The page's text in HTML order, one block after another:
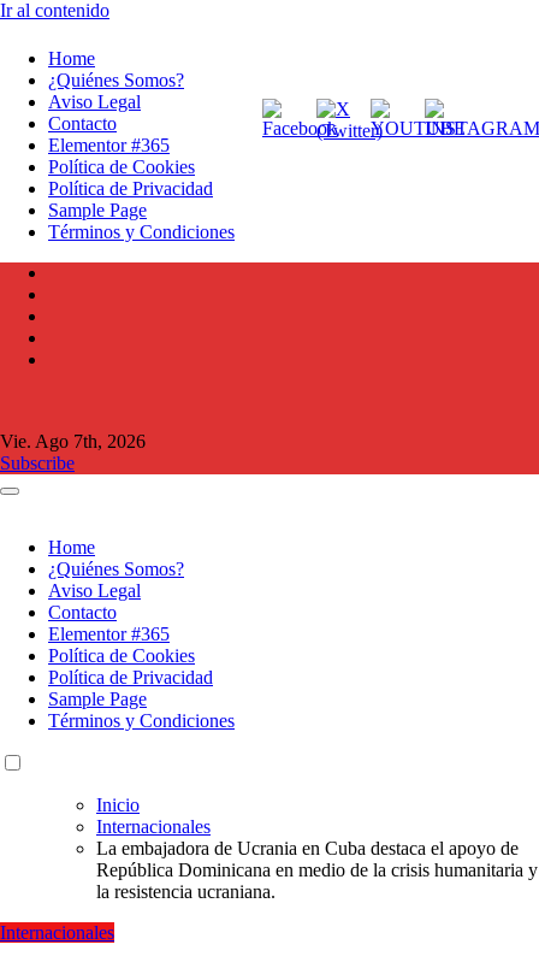
Ir al contenido
Home
¿Quiénes Somos?
Aviso Legal
Contacto
Elementor #365
Política de Cookies
Política de Privacidad
Sample Page
Términos y Condiciones
Vie. Ago 7th, 2026
Subscribe
Home
¿Quiénes Somos?
Aviso Legal
Contacto
Elementor #365
Política de Cookies
Política de Privacidad
Sample Page
Términos y Condiciones
Inicio
Internacionales
La embajadora de Ucrania en Cuba destaca el apoyo de
República Dominicana en medio de la crisis humanitaria y
la resistencia ucraniana.
Internacionales